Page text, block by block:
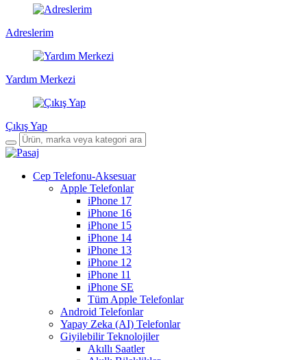
Adreslerim
Yardım Merkezi
Çıkış Yap
Cep Telefonu-Aksesuar
Apple Telefonlar
iPhone 17
iPhone 16
iPhone 15
iPhone 14
iPhone 13
iPhone 12
iPhone 11
iPhone SE
Tüm Apple Telefonlar
Android Telefonlar
Yapay Zeka (AI) Telefonlar
Giyilebilir Teknolojiler
Akıllı Saatler